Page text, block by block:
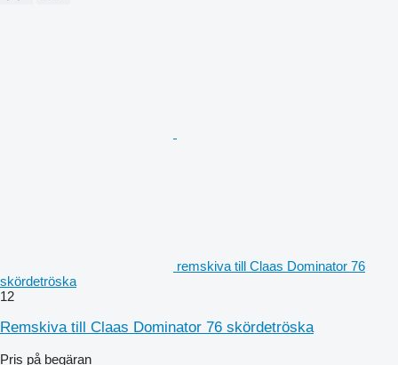
remskiva till Claas Dominator 76
skördetröska
12
Remskiva till Claas Dominator 76 skördetröska
Pris på begäran